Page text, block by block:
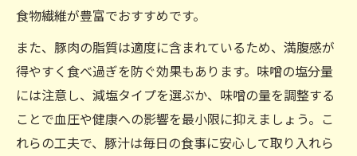
食物繊維が豊富でおすすめです。
また、豚肉の脂質は適度に含まれているため、満腹感が
得やすく食べ過ぎを防ぐ効果もあります。味噌の塩分量
には注意し、減塩タイプを選ぶか、味噌の量を調整する
ことで血圧や健康への影響を最小限に抑えましょう。こ
れらの工夫で、豚汁は毎日の食事に安心して取り入れら